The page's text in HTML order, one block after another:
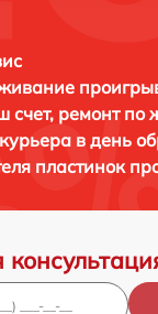
счет, ремонт по
в день
пластинок